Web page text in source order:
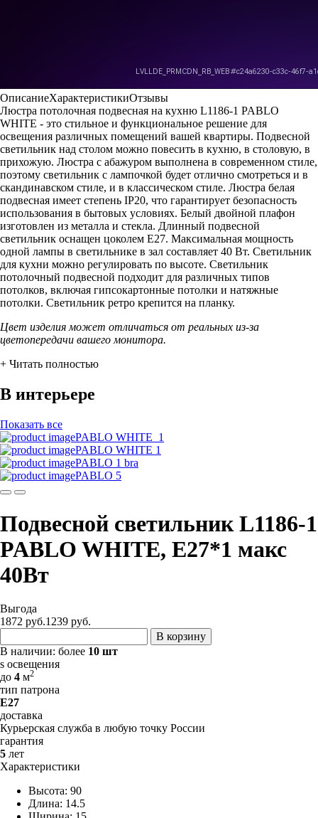
ОписаниеХарактеристикиОтзывы
Люстра потолочная подвесная на кухню L1186-1 PABLO
WHITE - это стильное и функциональное решение для
освещения различных помещений вашей квартиры. Подвесной
светильник над столом можно повесить в кухню, в столовую, в
прихожую. Люстра с абажуром выполнена в современном стиле,
поэтому светильник с лампочкой будет отлично смотреться и в
скандинавском стиле, и в классическом стиле. Люстра белая
подвесная имеет степень IP20, что гарантирует безопасность
использования в бытовых условиях. Белый двойной плафон
изготовлен из металла и стекла. Длинный подвесной
светильник оснащен цоколем Е27. Максимальная мощность
одной лампы в светильнике в зал составляет 40 Вт. Светильник
для кухни можно регулировать по высоте. Светильник
потолочный подвесной подходит для различных типов
потолков, включая гипсокартонные потолки и натяжные
потолки. Светильник ретро крепится на планку.
Цвет изделия может отличаться от реальных из-за
цветопередачи вашего монитора.
+ Читать полностью
В интерьере
Показать все
PABLO WHITE_1
PABLO WHITE 1
PABLO 1 bra
PABLO 5
Подвесной светильник L1186-1
PABLO WHITE, Е27*1 макс
40Вт
Выгода
1872 руб.1239 руб.
В корзину
В наличии: более 10 шт
s освещения
до 4 м2
тип патрона
E27
доставка
Курьерская служба в любую точку России
гарантия
5 лет
Характеристики
Высота: 90
Длина: 14.5